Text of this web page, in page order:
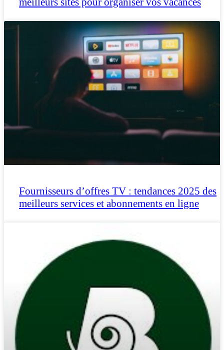
Fournisseurs d’offres TV : tendances 2025 des
meilleurs services et abonnements en ligne